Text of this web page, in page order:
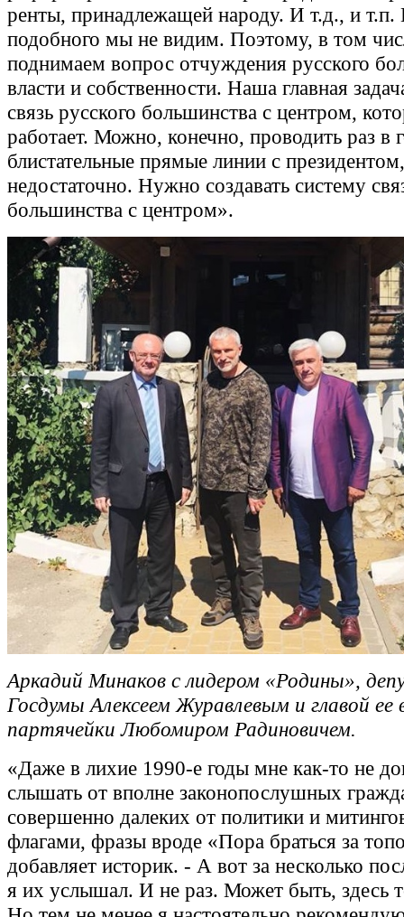
ренты, принадлежащей народу. И т.д., и т.п.
подобного мы не видим. Поэтому, в том
поднимаем вопрос отчуждения русского
власти и собственности. Наша главная
связь русского большинства с центром,
работает. Можно, конечно, проводить раз в
блистательные прямые линии с
недостаточно. Нужно создавать систему
большинства с центром».
Аркадий Минаков с лидером «Родины»,
Госдумы Алексеем Журавлевым и главой ее
партячейки Любомиром Радиновичем.
«Даже в лихие 1990-е годы мне как-то не
слышать от вполне законопослушных
совершенно далеких от политики и
флагами, фразы вроде «Пора браться за
добавляет историк. - А вот за несколько
я их услышал. И не раз. Может быть, здесь